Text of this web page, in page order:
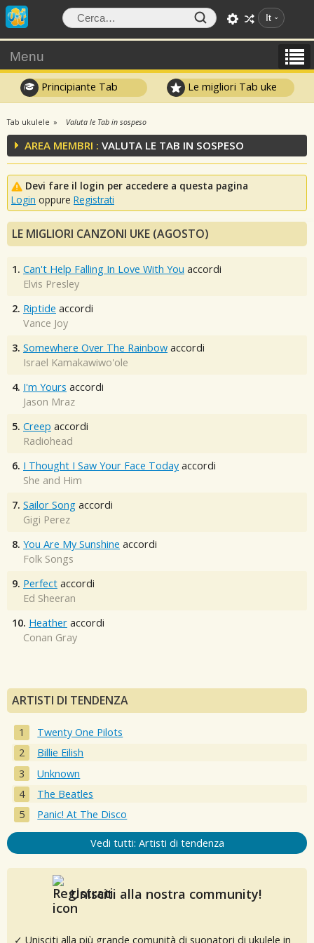
It
Menu
Principiante Tab Le migliori Tab uke
Tab ukulele Valuta le Tab in sospeso
AREA MEMBRI : VALUTA LE TAB IN SOSPESO
Devi fare il login per accedere a questa pagina
Login oppure Registrati
LE MIGLIORI CANZONI UKE (AGOSTO)
1. Can't Help Falling In Love With You accordi
Elvis Presley
2. Riptide accordi
Vance Joy
3. Somewhere Over The Rainbow accordi
Israel Kamakawiwo'ole
4. I'm Yours accordi
Jason Mraz
5. Creep accordi
Radiohead
6. I Thought I Saw Your Face Today accordi
She and Him
7. Sailor Song accordi
Gigi Perez
8. You Are My Sunshine accordi
Folk Songs
9. Perfect accordi
Ed Sheeran
10. Heather accordi
Conan Gray
ARTISTI DI TENDENZA
Twenty One Pilots
Billie Eilish
Unknown
The Beatles
Panic! At The Disco
Vedi tutti: Artisti di tendenza
Unisciti alla nostra community!
✓ Unisciti alla più grande comunità di suonatori di ukulele in